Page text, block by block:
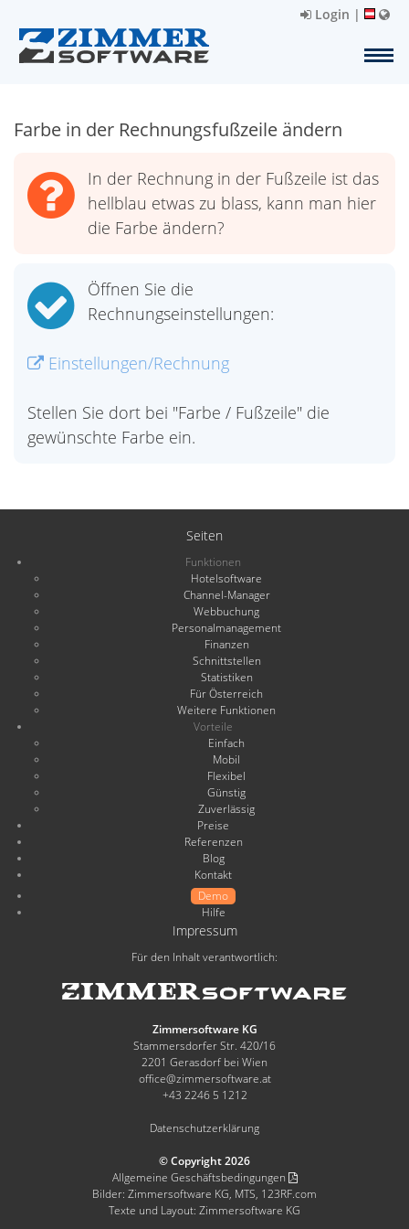
Login |
Farbe in der Rechnungsfußzeile ändern
In der Rechnung in der Fußzeile ist das
hellblau etwas zu blass, kann man hier
die Farbe ändern?
Öffnen Sie die
Rechnungseinstellungen:
Einstellungen/Rechnung
Stellen Sie dort bei "Farbe / Fußzeile" die
gewünschte Farbe ein.
Seiten
Funktionen
Hotelsoftware
Channel-Manager
Webbuchung
Personalmanagement
Finanzen
Schnittstellen
Statistiken
Für Österreich
Weitere Funktionen
Vorteile
Einfach
Mobil
Flexibel
Günstig
Zuverlässig
Preise
Referenzen
Blog
Kontakt
Demo
Hilfe
Impressum
Für den Inhalt verantwortlich:
Zimmersoftware KG
Stammersdorfer Str. 420/16
2201 Gerasdorf bei Wien
office@zimmersoftware.at
+43 2246 5 1212
Datenschutzerklärung
© Copyright 2026
Allgemeine Geschäftsbedingungen
Bilder: Zimmersoftware KG, MTS, 123RF.com
Texte und Layout: Zimmersoftware KG